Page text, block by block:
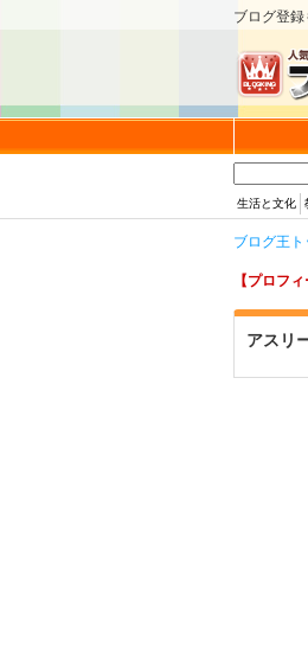
ブログ登
生活と文化
ブログ王
【プロフ
アスリ